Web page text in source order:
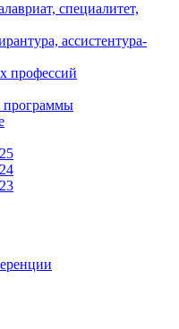
специалитет,
ассистентура-
профессий
программы